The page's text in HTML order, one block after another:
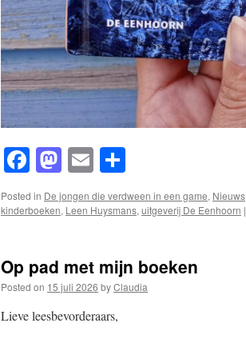
Facebook
Mastodon
Email
Posted in De jongen die verdween in een game, Nieuws
kinderboeken, Leen Huysmans,uitgeverij De Eenhoorn |
Op pad met mijn boeken
Posted on 15 juli 2026 byClaudia
Lieve leesbevorderaars,